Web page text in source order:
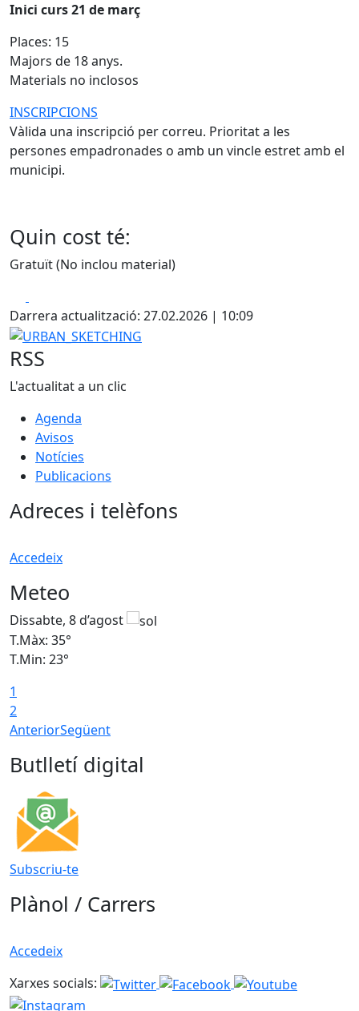
Inici curs 21 de març
Places: 15
Majors de 18 anys.
Materials no inclosos
INSCRIPCIONS
Vàlida una inscripció per correu. Prioritat a les
persones empadronades o amb un vincle estret amb el
municipi.
Quin cost té:
Gratuït (No inclou material)
Darrera actualització: 27.02.2026 | 10:09
URBAN_SKETCHING
RSS
L'actualitat a un clic
Agenda
Avisos
Notícies
Publicacions
Adreces i telèfons
Accedeix
Meteo
Dissabte, 8 d’agost
T.Màx: 35°
T.Min: 23°
1
2
AnteriorSegüent
Butlletí digital
Subscriu-te
Plànol / Carrers
Accedeix
Xarxes socials: